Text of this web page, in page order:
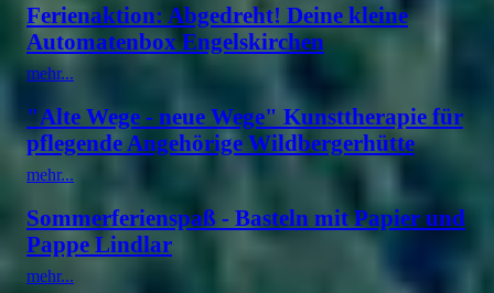
Ferienaktion: Abgedreht! Deine kleine
Automatenbox Engelskirchen
mehr...
"Alte Wege - neue Wege" Kunsttherapie für
pflegende Angehörige Wildbergerhütte
mehr...
Sommerferienspaß - Basteln mit Papier und
Pappe Lindlar
mehr...